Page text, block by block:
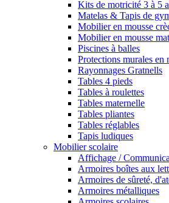
Kits de motricité 3 à 5
Matelas & Tapis de
Mobilier en mousse
Mobilier en mousse
Piscines à balles
Protections murales en
Rayonnages Gratnells
Tables 4 pieds
Tables à roulettes
Tables maternelle
Tables pliantes
Tables réglables
Tapis ludiques
Mobilier scolaire
Affichage /
Armoires boîtes aux
Armoires de sûreté,
Armoires métalliques